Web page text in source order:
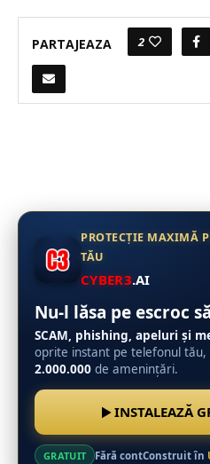
PARTAJEAZA 2
PROTECȚIE MAXIMĂ
TĂU
CYBER3.AI
Nu-l lăsa pe escroc
SCAM, phishing, apeluri și
oprite instant pe telefonul tău,
2.000.000 de amenințări.
INSTALEAZĂ
GRATUIT Fără contConstruit în